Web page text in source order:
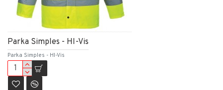
Parka Simples - HI-Vis
Parka Simples - HI-Vis